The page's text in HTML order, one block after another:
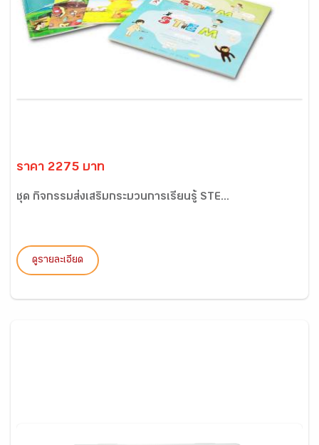
ราคา 2275 บาท
ชุด กิจกรรมส่งเสริมกระบวนการเรียนรู้ STE...
ดูรายละเอียด